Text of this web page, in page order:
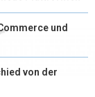
und
von der